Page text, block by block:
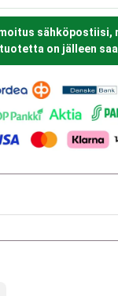
sähköpostiisi,
tuotetta on jälleen